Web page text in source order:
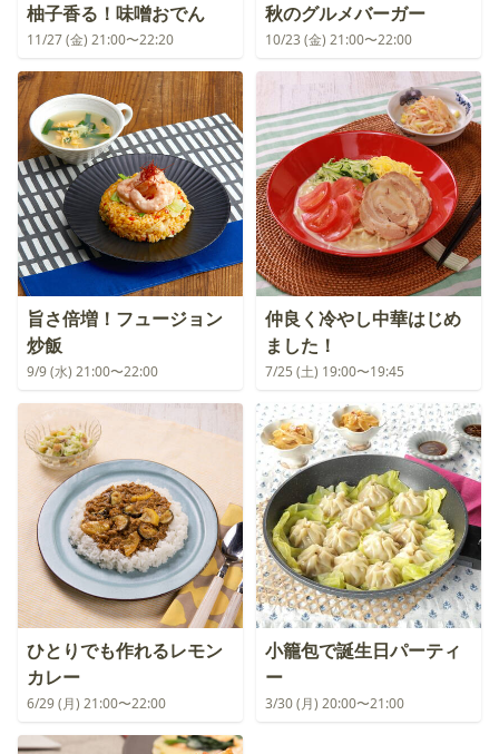
柚子香る！味噌おでん
11/27 (金) 21:00〜22:20
秋のグルメバーガー
10/23 (金) 21:00〜22:00
旨さ倍増！フュージョン
炒飯
9/9 (水) 21:00〜22:00
仲良く冷やし中華はじめ
ました！
7/25 (土) 19:00〜19:45
ひとりでも作れるレモン
カレー
6/29 (月) 21:00〜22:00
小籠包で誕生日パーティ
ー
3/30 (月) 20:00〜21:00